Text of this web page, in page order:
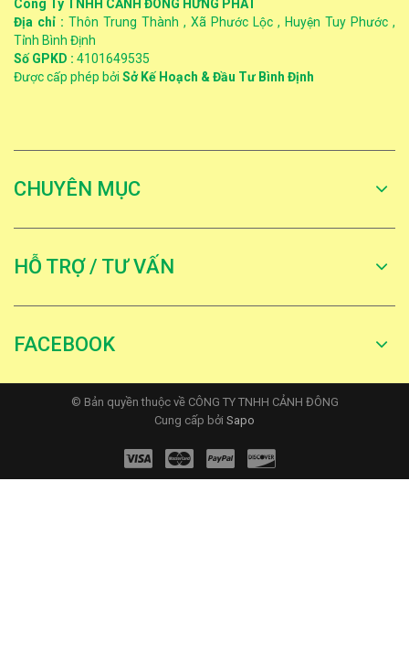
Công Ty TNHH CẢNH ĐÔNG HƯNG PHÁT
Địa chỉ : Thôn Trung Thành , Xã Phước Lộc , Huyện Tuy Phước ,
Tỉnh Bình Định
Số GPKD : 4101649535
Được cấp phép bởi Sở Kế Hoạch & Đầu Tư Bình Định
CHUYÊN MỤC
HỖ TRỢ / TƯ VẤN
FACEBOOK
© Bản quyền thuộc về CÔNG TY TNHH CẢNH ĐÔNG
Cung cấp bởi Sapo